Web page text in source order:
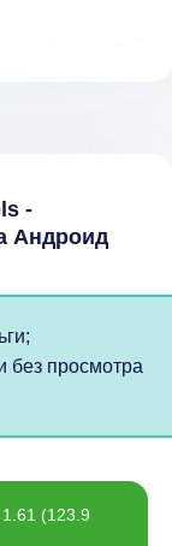
-
Андроид
без просмотра
(123.9